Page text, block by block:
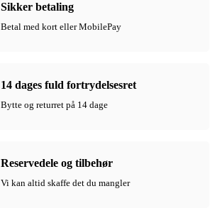
Sikker betaling
Betal med kort eller MobilePay
14 dages fuld fortrydelsesret
Bytte og returret på 14 dage
Reservedele og tilbehør
Vi kan altid skaffe det du mangler